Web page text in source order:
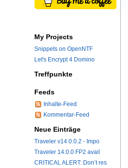
My Projects
Snippets on OpenNTF
Let's Encrypt 4 Domino
Treffpunkte
Feeds
Inhalte-Feed
Kommentar-Feed
Neue Einträge
Traveler v14.0.0.2 - Impo
Traveler 14.0.0 FP2 avail
CRITICAL ALERT: Don’t res